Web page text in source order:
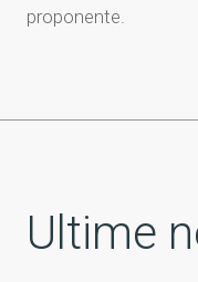
proponente.
Ultime